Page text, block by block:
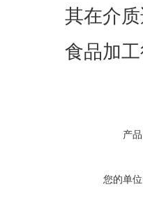
其在介
食品加
产
您的单